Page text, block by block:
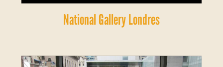
National Gallery Londres